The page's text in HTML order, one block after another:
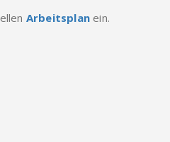
Arbeitsplan ein.